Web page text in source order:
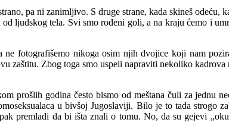
pa ni zanimljivo. S druge strane, kada skineš odeću,
ljudskog tela. Svi smo rođeni goli, a na kraju ćemo i
fotografišemo nikoga osim njih dvojice koji nam
zaštitu. Zbog toga smo uspeli napraviti nekoliko
prošlih godina često bismo od meštana čuli za jednu
u bivšoj Jugoslaviji. Bilo je to tada strogo
premladi da bi išta znali o tomu. No, da su gejevi